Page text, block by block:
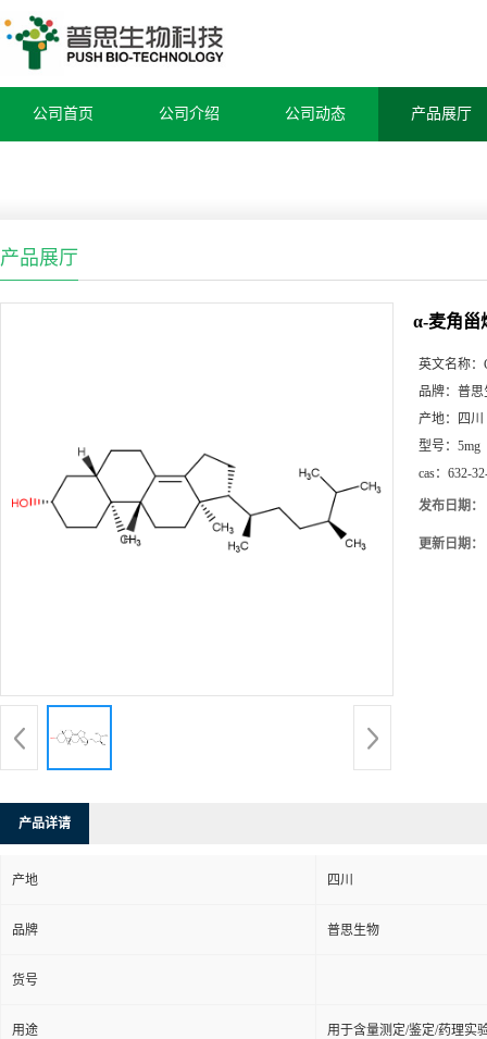
公司首页 公司介绍 公司动态 产品展厅
产品展厅
α-麦角甾
英文名称：
品牌： 普思
产地：
四川
型号： 5mg
cas： 632-
发布日期：
更新日期：
产品详请
产地 四川
品牌 普思生物
货号
用途 用于含量测定/鉴定/药理实